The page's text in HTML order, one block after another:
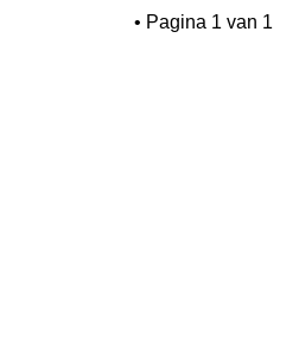
o
g
• Pagina 1 van 1